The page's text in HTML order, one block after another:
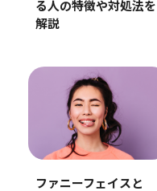
る人の特徴や対処法を
解説
ファニーフェイスと